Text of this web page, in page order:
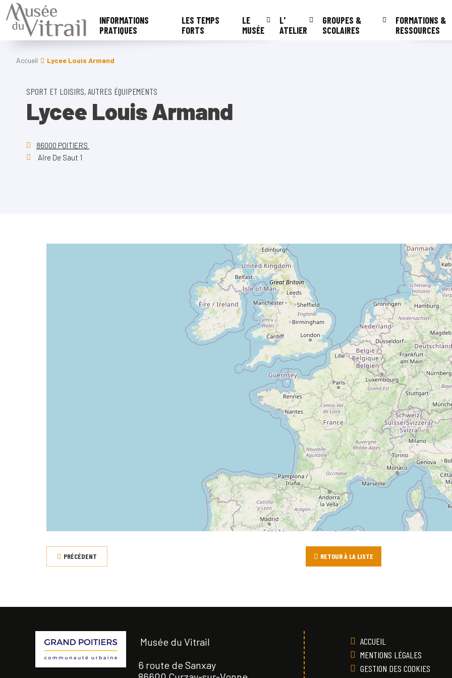
INFORMATIONS
PRATIQUES
LES TEMPS
FORTS
LE
MUSÉE
L'
ATELIER
GROUPES &
SCOLAIRES
FORMATIONS &
RESSOURCES
Accueil Lycee Louis Armand
SPORT ET LOISIRS, AUTRES ÉQUIPEMENTS
Lycee Louis Armand
86000 POITIERS
Aire De Saut 1
PRÉCÉDENT RETOUR À LA LISTE
Musée du Vitrail
6 route de Sanxay
ACCUEIL
MENTIONS LÉGALES
GESTION DES COOKIES